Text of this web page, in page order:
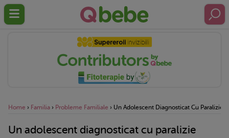
Home › Familia › Probleme Familiale › Un Adolescent Diagnosticat Cu Paralizie
Un adolescent diagnosticat cu paralizie